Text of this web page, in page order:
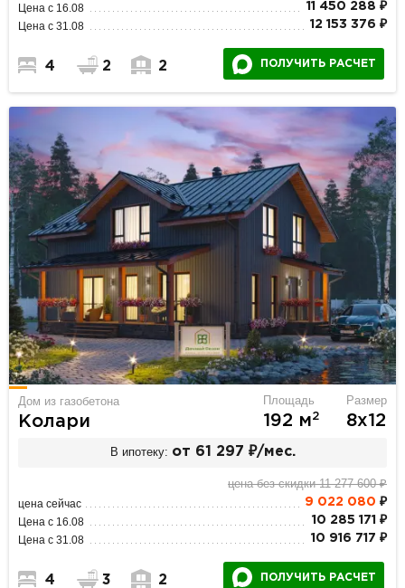
Цена с 16.08 11 450 288 ₽
Цена с 31.08 12 153 376 ₽
4 2 2 ПОЛУЧИТЬ РАСЧЕТ
Дом из газобетона
Колари
Площадь
192 м2
Размер
8х12
В ипотеку: от 61 297 ₽/мес.
цена без скидки 11 277 600 ₽
цена сейчас 9 022 080 ₽
Цена с 16.08 10 285 171 ₽
Цена с 31.08 10 916 717 ₽
4 3 2 ПОЛУЧИТЬ РАСЧЕТ